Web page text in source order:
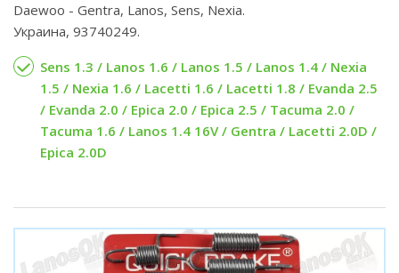
Daewoo - Gentra, Lanos, Sens, Nexia.
Украина, 93740249.
Sens 1.3 / Lanos 1.6 / Lanos 1.5 / Lanos 1.4 / Nexia
1.5 / Nexia 1.6 / Lacetti 1.6 / Lacetti 1.8 / Evanda 2.5
/ Evanda 2.0 / Epica 2.0 / Epica 2.5 / Tacuma 2.0 /
Tacuma 1.6 / Lanos 1.4 16V / Gentra / Lacetti 2.0D /
Epica 2.0D